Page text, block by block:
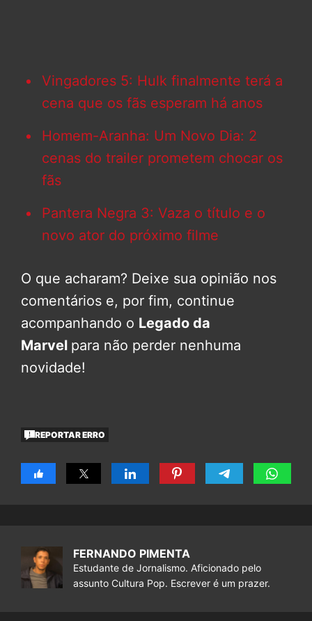
Vingadores 5: Hulk finalmente terá a
cena que os fãs esperam há anos
Homem-Aranha: Um Novo Dia: 2
cenas do trailer prometem chocar os
fãs
Pantera Negra 3: Vaza o título e o
novo ator do próximo filme
O que acharam? Deixe sua opinião nos
comentários e, por fim, continue
acompanhando o Legado da
Marvel para não perder nenhuma
novidade!
REPORTAR ERRO
FERNANDO PIMENTA
Estudante de Jornalismo. Aficionado pelo
assunto Cultura Pop. Escrever é um prazer.